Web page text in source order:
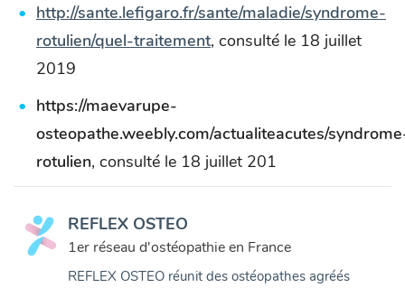
http://sante.lefigaro.fr/sante/maladie/syndrome-
rotulien/quel-traitement, consulté le 18 juillet
2019
https://maevarupe-
osteopathe.weebly.com/actualiteacutes/
rotulien, consulté le 18 juillet 201
REFLEX OSTEO
1er réseau d'ostéopathie en France
REFLEX OSTEO réunit des ostéopathes agréés